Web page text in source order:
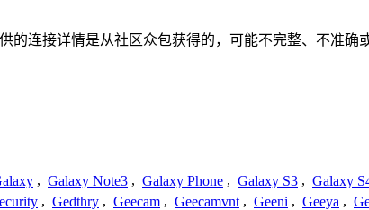
的连接详情是从社区众包获得的，可能不完整、不准
, Galaxy Note3 , Galaxy Phone , Galaxy S3 , Galaxy
, Gedthry , Geecam , Geecamvnt , Geeni , Geeya ,